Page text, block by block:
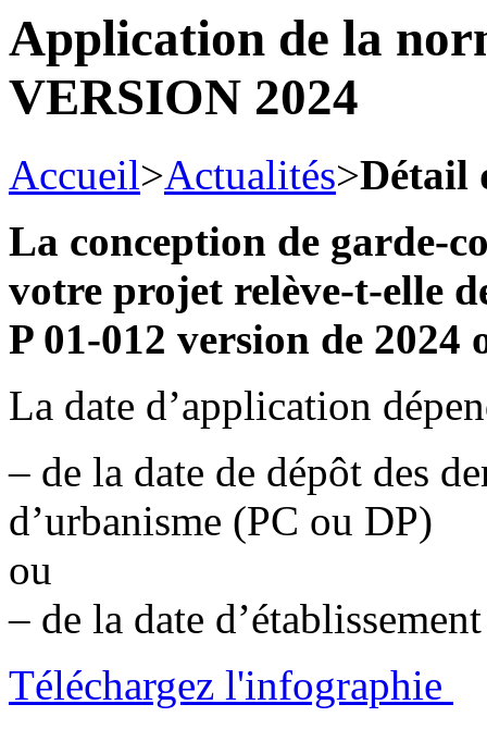
Application de la
VERSION 2024
Accueil>Actualités>Détail
La conception de garde-
votre projet relève-t-elle
P 01-012 version de 2024
La date d’application
– de la date de dépôt des
d’urbanisme (PC ou DP)
ou
– de la date
Téléchargez l'infographie